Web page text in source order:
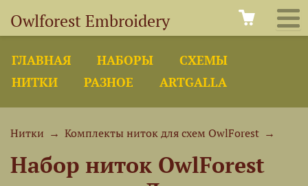
Owlforest Embroidery
ГЛАВНАЯ НАБОРЫ
СХЕМЫ
НИТКИ
РАЗНОЕ ARTGALLA
Нитки → Комплекты ниток для схем OwlForest →
Набор ниток OwlForest